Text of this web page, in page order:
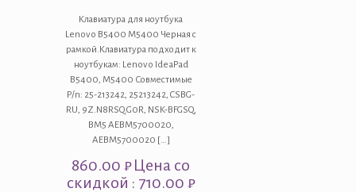
Клавиатура для ноутбука
Lenovo B5400 M5400 Черная с
рамкой.Клавиатура подходит к
ноутбукам: Lenovo IdeaPad
B5400, M5400 Совместимые
P/n: 25-213242, 25213242, CSBG-
RU, 9Z.N8RSQ.G0R, NSK-BFGSQ,
BM5 AEBM5700020,
AEBM5700020 […]
860.00₽Цена со
скидкой : 710.00 ₽